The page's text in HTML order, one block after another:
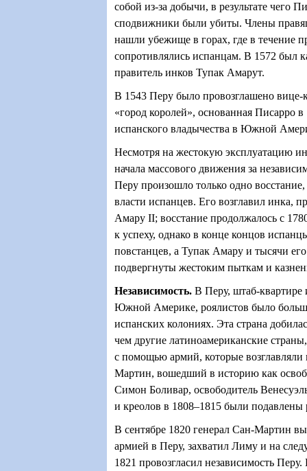
собой из-за добычи, в результате чего
сподвижники были убиты. Члены
нашли убежище в горах, где в течение
сопротивлялись испанцам. В 1572 был
правитель инков Тупак Амарут.
В 1543 Перу было провозглашено вице-
«город королей», основанная Писарро
испанского владычества в Южной
Несмотря на жестокую эксплуатацию
начала массового движения за
Перу произошло только одно
власти испанцев. Его возглавил инка,
Амару II; восстание продолжалось с
к успеху, однако в конце концов
повстанцев, а Тупак Амару и тысячи
подвергнуты жестоким пыткам и
Независимость. В Перу, штаб-квартире
Южной Америке, роялистов было
испанских колониях. Эта страна
чем другие латиноамериканские
с помощью армий, которые возглавляли
Мартин, вошедший в историю как
Симон Боливар, освободитель
и креолов в 1808–1815 были подавлены
В сентябре 1820 генерал Сан-Мартин
армией в Перу, захватил Лиму и на
1821 провозгласил независимость